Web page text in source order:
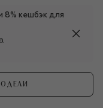
8% кешбэк для